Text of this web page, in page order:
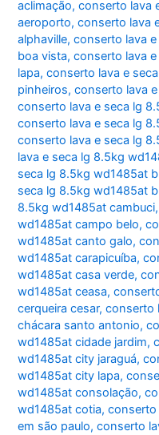
aclimação,conserto lava
aeroporto,conserto lava
alphaville,conserto lava
boa vista,conserto lava
lapa,conserto lava e
pinheiros,conserto lava
conserto lava e seca lg
conserto lava e seca lg
conserto lava e seca lg
lava e seca lg 8.5kg
seca lg 8.5kg wd1485at
seca lg 8.5kg wd1485at
8.5kg wd1485at cambuci
wd1485at campo belo,
wd1485at canto galo,
wd1485at carapicuíba,
wd1485at casa verde,
wd1485at ceasa,
cerqueira cesar,conserto
chácara santo antonio,
wd1485at cidade jardim,
wd1485at city jaraguá,
wd1485at city lapa,
wd1485at consolação,
wd1485at cotia,conserto
em são paulo,conserto